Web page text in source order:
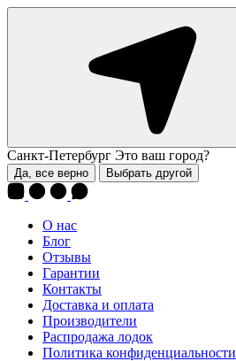
Санкт-Петербург Это ваш город?
Да, все верно Выбрать другой
О нас
Блог
Отзывы
Гарантии
Контакты
Доставка и оплата
Производители
Распродажа лодок
Политика конфиденциальности